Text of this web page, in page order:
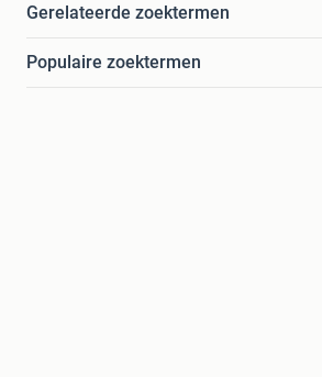
Gerelateerde zoektermen
Populaire zoektermen